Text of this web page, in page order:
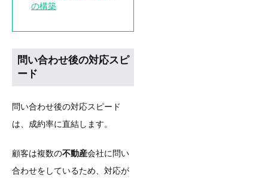
の構築
問い合わせ後の対応スピ
ード
問い合わせ後の対応スピード
は、成約率に直結します。
顧客は複数の不動産会社に問い
合わせをしているため、対応が